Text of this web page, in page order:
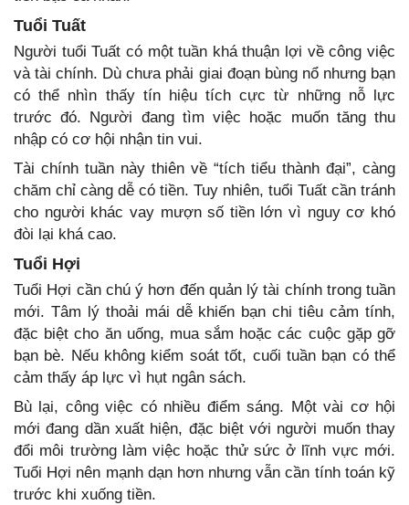
Tuổi Tuất
Người tuổi Tuất có một tuần khá thuận lợi về công việc
và tài chính. Dù chưa phải giai đoạn bùng nổ nhưng bạn
có thể nhìn thấy tín hiệu tích cực từ những nỗ lực
trước đó. Người đang tìm việc hoặc muốn tăng thu
nhập có cơ hội nhận tin vui.
Tài chính tuần này thiên về “tích tiểu thành đại”, càng
chăm chỉ càng dễ có tiền. Tuy nhiên, tuổi Tuất cần tránh
cho người khác vay mượn số tiền lớn vì nguy cơ khó
đòi lại khá cao.
Tuổi Hợi
Tuổi Hợi cần chú ý hơn đến quản lý tài chính trong tuần
mới. Tâm lý thoải mái dễ khiến bạn chi tiêu cảm tính,
đặc biệt cho ăn uống, mua sắm hoặc các cuộc gặp gỡ
bạn bè. Nếu không kiểm soát tốt, cuối tuần bạn có thể
cảm thấy áp lực vì hụt ngân sách.
Bù lại, công việc có nhiều điểm sáng. Một vài cơ hội
mới đang dần xuất hiện, đặc biệt với người muốn thay
đổi môi trường làm việc hoặc thử sức ở lĩnh vực mới.
Tuổi Hợi nên mạnh dạn hơn nhưng vẫn cần tính toán kỹ
trước khi xuống tiền.